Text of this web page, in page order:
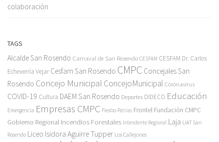
colaboración
TAGS
Alcalde San Rosendo Carnaval de San Rosendo CESFAM CESFAM Dr. Carlos
Echeverría Vejar Cesfam San Rosendo CMPC Concejales San
Rosendo Concejo Municipal ConcejoMunicipal Coronavirus
COVID-19 Cultura DAEM San Rosendo Deportes DIDECO Educación
Emergencia Empresas CMPC Fiestas Patrias Frontel Fundación CMPC
Gobierno Regional Incendios Forestales Intendente Regional Laja LIAT San
Rosendo Liceo Isidora Aguirre Tupper Los Callejones